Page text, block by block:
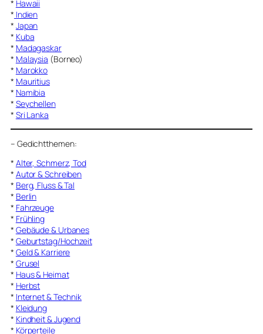
* Hawaii
* Indien
* Japan
* Kuba
* Madagaskar
* Malaysia (Borneo)
* Marokko
* Mauritius
* Namibia
* Seychellen
* Sri Lanka
– Gedichtthemen:
* Alter, Schmerz, Tod
* Autor & Schreiben
* Berg, Fluss & Tal
* Berlin
* Fahrzeuge
* Frühling
* Gebäude & Urbanes
* Geburtstag/Hochzeit
* Geld & Karriere
* Grusel
* Haus & Heimat
* Herbst
* Internet & Technik
* Kleidung
* Kindheit & Jugend
* Körperteile